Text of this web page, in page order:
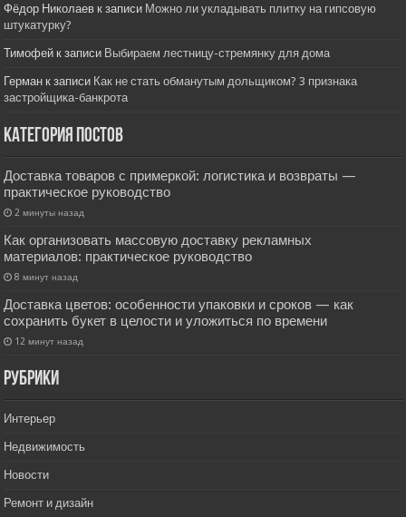
Фёдор Николаев к записи Можно ли укладывать плитку на гипсовую
штукатурку?
Тимофей к записи Выбираем лестницу-стремянку для дома
Герман к записи Как не стать обманутым дольщиком? 3 признака
застройщика-банкрота
Категория постов
Доставка товаров с примеркой: логистика и возвраты —
практическое руководство
2 минуты назад
Как организовать массовую доставку рекламных
материалов: практическое руководство
8 минут назад
Доставка цветов: особенности упаковки и сроков — как
сохранить букет в целости и уложиться по времени
12 минут назад
РУбрики
Интерьер
Недвижимость
Новости
Ремонт и дизайн